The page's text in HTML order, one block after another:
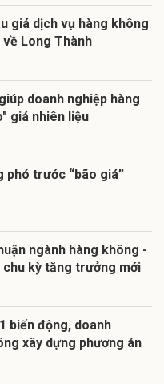
giá dịch vụ hàng không
Long Thành
doanh nghiệp hàng
giá nhiên liệu
phó trước “bão giá”
ngành hàng không -
kỳ tăng trưởng mới
biến động, doanh
xây dựng phương án